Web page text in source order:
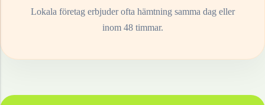
Lokala företag erbjuder ofta hämtning samma dag eller
inom 48 timmar.